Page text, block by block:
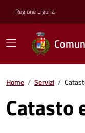
Regione Liguria
Home / Servizi /
Catasto